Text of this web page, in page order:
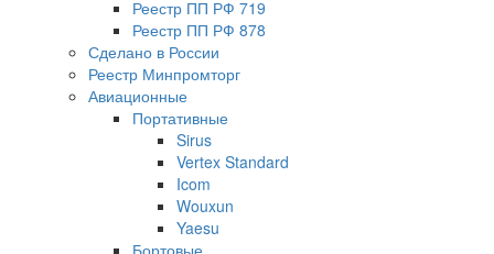
Реестр ПП РФ 719
Реестр ПП РФ 878
Сделано в России
Реестр Минпромторг
Авиационные
Портативные
Sirus
Vertex Standard
Icom
Wouxun
Yaesu
Бортовые